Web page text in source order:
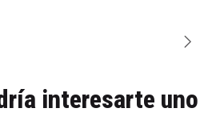
interesarte uno